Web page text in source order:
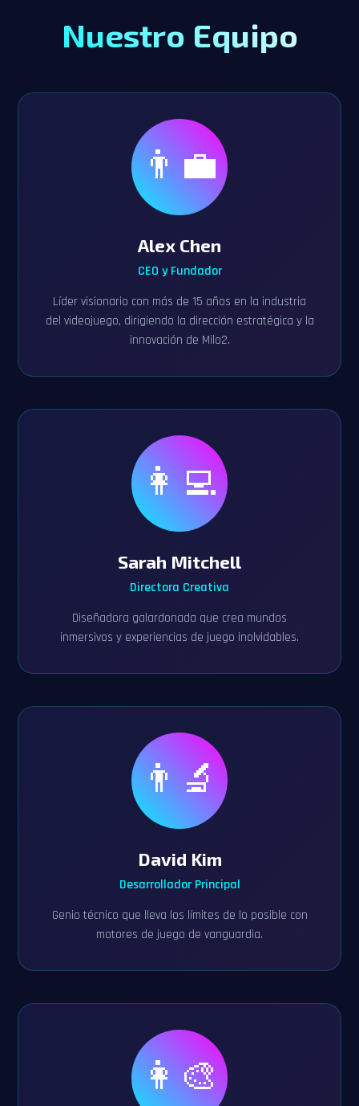
Nuestro Equipo
👨‍💼
Alex Chen
CEO y Fundador
Líder visionario con más de 15 años en la industria
del videojuego, dirigiendo la dirección estratégica y la
innovación de Milo2.
👩‍💻
Sarah Mitchell
Directora Creativa
Diseñadora galardonada que crea mundos
inmersivos y experiencias de juego inolvidables.
👨‍🔬
David Kim
Desarrollador Principal
Genio técnico que lleva los límites de lo posible con
motores de juego de vanguardia.
👩‍🎨